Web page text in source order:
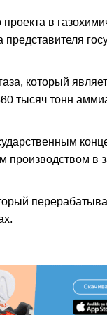
в
который
тысяч тонн
производством в